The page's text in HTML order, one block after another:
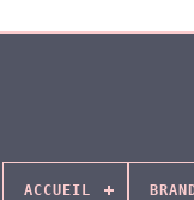
ACCUEIL